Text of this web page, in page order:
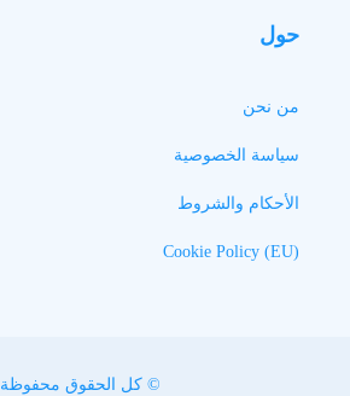
حول
من نحن
سياسة الخصوصية
الأحكام والشروط
Cookie Policy (EU)
© كل الحقوق محفوظة